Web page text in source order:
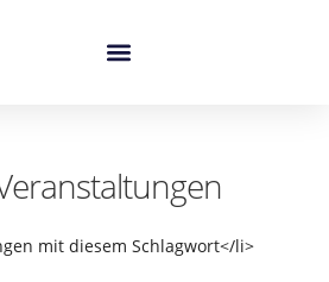
mit diesem Schlagwort</li>